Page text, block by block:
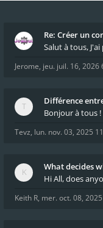
Re: Créer un
Salut à tous,
Jerome, jeu. juil. 16, 2026
Différence
Bonjour à tous
Tevz, lun. nov. 03, 2025
What decides
Hi All, does
Keith R, mer. oct. 08,